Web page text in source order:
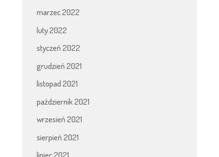
marzec 2022
luty 2022
styczeń 2022
grudzień 2021
listopad 2021
październik 2021
wrzesień 2021
sierpień 2021
lipiec 2021